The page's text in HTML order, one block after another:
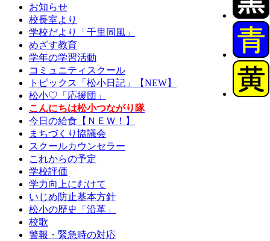
お知らせ
校長室より
学校だより「千里同風」
めざす教育
学年の学習活動
コミュニティスクール
トピックス「松小日記」【NEW】
松小♡「応援団」
こんにちは松小つながり隊
今日の給食【ＮＥＷ！】
まちづくり協議会
スクールカウンセラー
これからの予定
学校評価
学力向上にむけて
いじめ防止基本方針
松小の歴史「沿革」
校歌
警報・緊急時の対応